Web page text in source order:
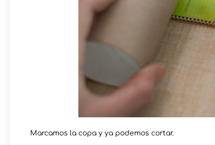
Marcamos la copa y ya podemos cortar.